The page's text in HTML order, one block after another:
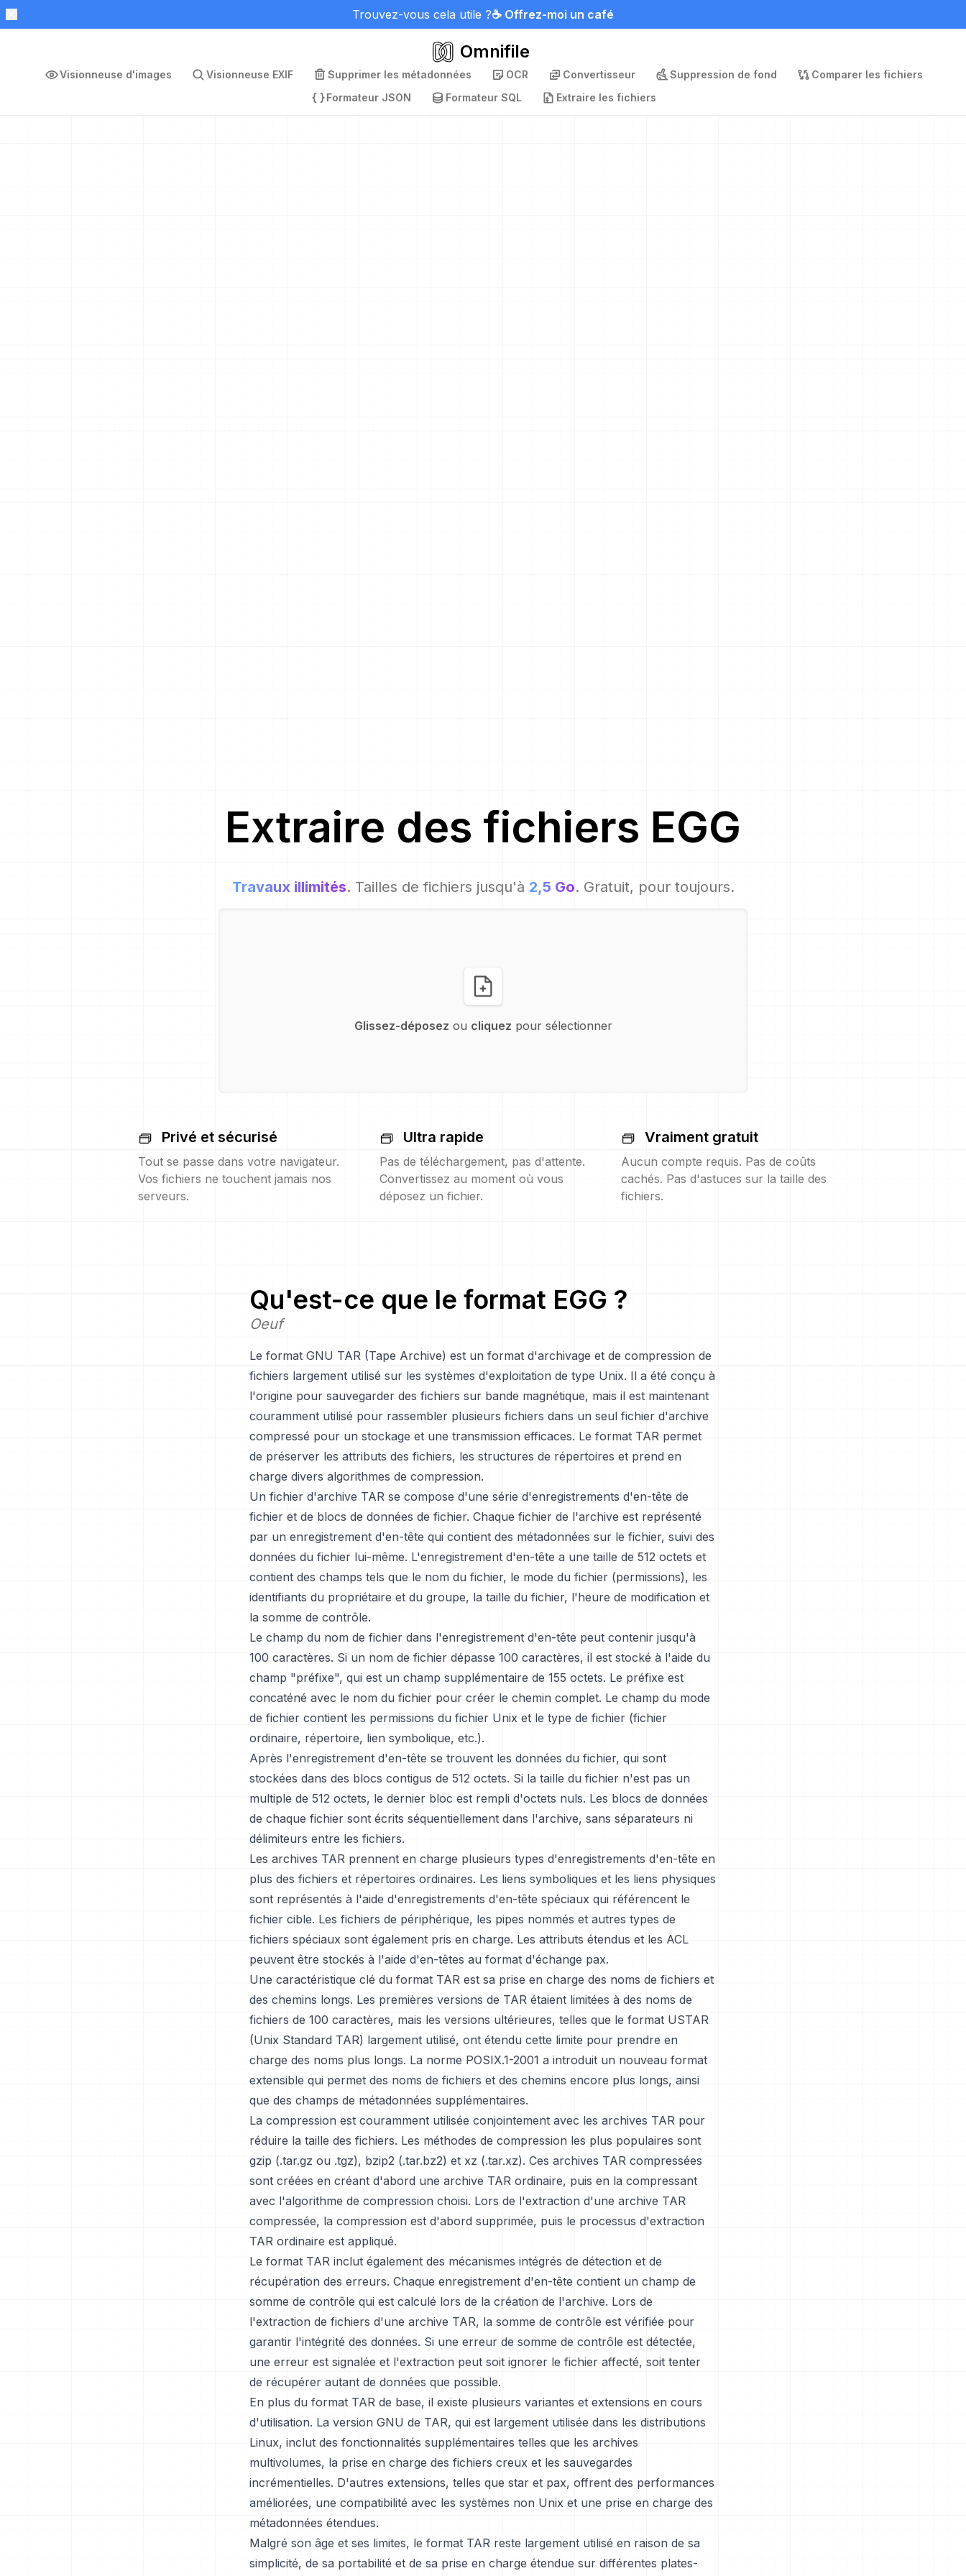
Trouvez-vous cela utile ?☕ Offrez-moi un café
Omnifile
Visionneuse d'images Visionneuse EXIF Supprimer les métadonnées OCR Convertisseur Suppression de fond
Comparer les fichiers
Formateur JSON
Formateur SQL Extraire les fichiers
Extraire des fichiers EGG
Travaux illimités. Tailles de fichiers jusqu'à 2,5 Go. Gratuit, pour toujours.
Glissez-déposez ou cliquez pour sélectionner
Privé et sécurisé
Tout se passe dans votre navigateur.
Vos fichiers ne touchent jamais nos
serveurs.
Ultra rapide
Pas de téléchargement, pas d'attente.
Convertissez au moment où vous
déposez un fichier.
Vraiment gratuit
Aucun compte requis. Pas de coûts
cachés. Pas d'astuces sur la taille des
fichiers.
Qu'est-ce que le format EGG ?
Oeuf
Le format GNU TAR (Tape Archive) est un format d'archivage et de compression de
fichiers largement utilisé sur les systèmes d'exploitation de type Unix. Il a été conçu à
l'origine pour sauvegarder des fichiers sur bande magnétique, mais il est maintenant
couramment utilisé pour rassembler plusieurs fichiers dans un seul fichier d'archive
compressé pour un stockage et une transmission efficaces. Le format TAR permet
de préserver les attributs des fichiers, les structures de répertoires et prend en
charge divers algorithmes de compression.
Un fichier d'archive TAR se compose d'une série d'enregistrements d'en-tête de
fichier et de blocs de données de fichier. Chaque fichier de l'archive est représenté
par un enregistrement d'en-tête qui contient des métadonnées sur le fichier, suivi des
données du fichier lui-même. L'enregistrement d'en-tête a une taille de 512 octets et
contient des champs tels que le nom du fichier, le mode du fichier (permissions), les
identifiants du propriétaire et du groupe, la taille du fichier, l'heure de modification et
la somme de contrôle.
Le champ du nom de fichier dans l'enregistrement d'en-tête peut contenir jusqu'à
100 caractères. Si un nom de fichier dépasse 100 caractères, il est stocké à l'aide du
champ "préfixe", qui est un champ supplémentaire de 155 octets. Le préfixe est
concaténé avec le nom du fichier pour créer le chemin complet. Le champ du mode
de fichier contient les permissions du fichier Unix et le type de fichier (fichier
ordinaire, répertoire, lien symbolique, etc.).
Après l'enregistrement d'en-tête se trouvent les données du fichier, qui sont
stockées dans des blocs contigus de 512 octets. Si la taille du fichier n'est pas un
multiple de 512 octets, le dernier bloc est rempli d'octets nuls. Les blocs de données
de chaque fichier sont écrits séquentiellement dans l'archive, sans séparateurs ni
délimiteurs entre les fichiers.
Les archives TAR prennent en charge plusieurs types d'enregistrements d'en-tête en
plus des fichiers et répertoires ordinaires. Les liens symboliques et les liens physiques
sont représentés à l'aide d'enregistrements d'en-tête spéciaux qui référencent le
fichier cible. Les fichiers de périphérique, les pipes nommés et autres types de
fichiers spéciaux sont également pris en charge. Les attributs étendus et les ACL
peuvent être stockés à l'aide d'en-têtes au format d'échange pax.
Une caractéristique clé du format TAR est sa prise en charge des noms de fichiers et
des chemins longs. Les premières versions de TAR étaient limitées à des noms de
fichiers de 100 caractères, mais les versions ultérieures, telles que le format USTAR
(Unix Standard TAR) largement utilisé, ont étendu cette limite pour prendre en
charge des noms plus longs. La norme POSIX.1-2001 a introduit un nouveau format
extensible qui permet des noms de fichiers et des chemins encore plus longs, ainsi
que des champs de métadonnées supplémentaires.
La compression est couramment utilisée conjointement avec les archives TAR pour
réduire la taille des fichiers. Les méthodes de compression les plus populaires sont
gzip (.tar.gz ou .tgz), bzip2 (.tar.bz2) et xz (.tar.xz). Ces archives TAR compressées
sont créées en créant d'abord une archive TAR ordinaire, puis en la compressant
avec l'algorithme de compression choisi. Lors de l'extraction d'une archive TAR
compressée, la compression est d'abord supprimée, puis le processus d'extraction
TAR ordinaire est appliqué.
Le format TAR inclut également des mécanismes intégrés de détection et de
récupération des erreurs. Chaque enregistrement d'en-tête contient un champ de
somme de contrôle qui est calculé lors de la création de l'archive. Lors de
l'extraction de fichiers d'une archive TAR, la somme de contrôle est vérifiée pour
garantir l'intégrité des données. Si une erreur de somme de contrôle est détectée,
une erreur est signalée et l'extraction peut soit ignorer le fichier affecté, soit tenter
de récupérer autant de données que possible.
En plus du format TAR de base, il existe plusieurs variantes et extensions en cours
d'utilisation. La version GNU de TAR, qui est largement utilisée dans les distributions
Linux, inclut des fonctionnalités supplémentaires telles que les archives
multivolumes, la prise en charge des fichiers creux et les sauvegardes
incrémentielles. D'autres extensions, telles que star et pax, offrent des performances
améliorées, une compatibilité avec les systèmes non Unix et une prise en charge des
métadonnées étendues.
Malgré son âge et ses limites, le format TAR reste largement utilisé en raison de sa
simplicité, de sa portabilité et de sa prise en charge étendue sur différentes plates-